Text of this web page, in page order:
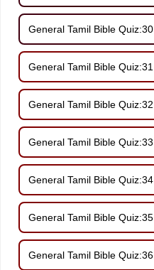
General Tamil Bible Quiz:30
General Tamil Bible Quiz:31
General Tamil Bible Quiz:32
General Tamil Bible Quiz:33
General Tamil Bible Quiz:34
General Tamil Bible Quiz:35
General Tamil Bible Quiz:36